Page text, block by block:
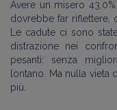
Avere un misero
dovrebbe far riflettere,
Le cadute ci sono
distrazione nei
pesanti: senza
lontano. Ma nulla vieta
più.